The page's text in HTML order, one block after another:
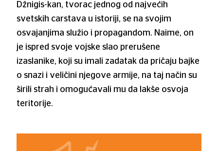
Džnigis-kan, tvorac jednog od najvećih
svetskih carstava u istoriji, se na svojim
osvajanjima služio i propagandom. Naime, on
je ispred svoje vojske slao prerušene
izaslanike, koji su imali zadatak da pričaju bajke
o snazi i veličini njegove armije, na taj način su
širili strah i omogućavali mu da lakše osvoja
teritorije.